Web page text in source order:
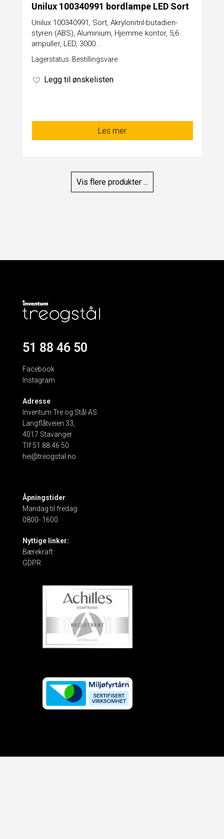
Unilux 100340991 bordlampe LED Sort
Unilux 100340991, Sort, Akrylonitril-butadien-
styren (ABS), Aluminium, Hjemme kontor, 5,6
ampuller, LED, 3000...
Lagerstatus: Bestillingsvare
Legg til ønskelisten
Les mer
Vis flere produkter ...
51 88 46 50
Facebook
Instagram
Adresse:
Inventum Tre og Stål AS
Langflåtveien 33,
4017 Stavanger
Tlf 51 88 46 50
hei@treogstal.no
Åpningstider:
Mandag til fredag
0800- 1600
Nyttige linker:
Bærekraft
GDPR